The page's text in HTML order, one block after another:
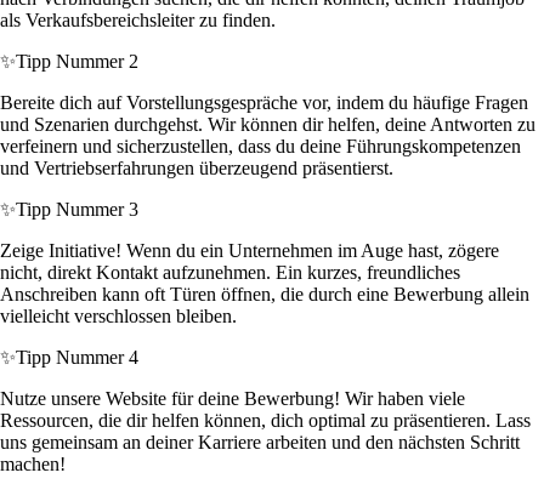
als Verkaufsbereichsleiter zu finden.
✨Tipp Nummer 2
Bereite dich auf Vorstellungsgespräche vor, indem du häufige Fragen
und Szenarien durchgehst. Wir können dir helfen, deine Antworten zu
verfeinern und sicherzustellen, dass du deine Führungskompetenzen
und Vertriebserfahrungen überzeugend präsentierst.
✨Tipp Nummer 3
Zeige Initiative! Wenn du ein Unternehmen im Auge hast, zögere
nicht, direkt Kontakt aufzunehmen. Ein kurzes, freundliches
Anschreiben kann oft Türen öffnen, die durch eine Bewerbung allein
vielleicht verschlossen bleiben.
✨Tipp Nummer 4
Nutze unsere Website für deine Bewerbung! Wir haben viele
Ressourcen, die dir helfen können, dich optimal zu präsentieren. Lass
uns gemeinsam an deiner Karriere arbeiten und den nächsten Schritt
machen!